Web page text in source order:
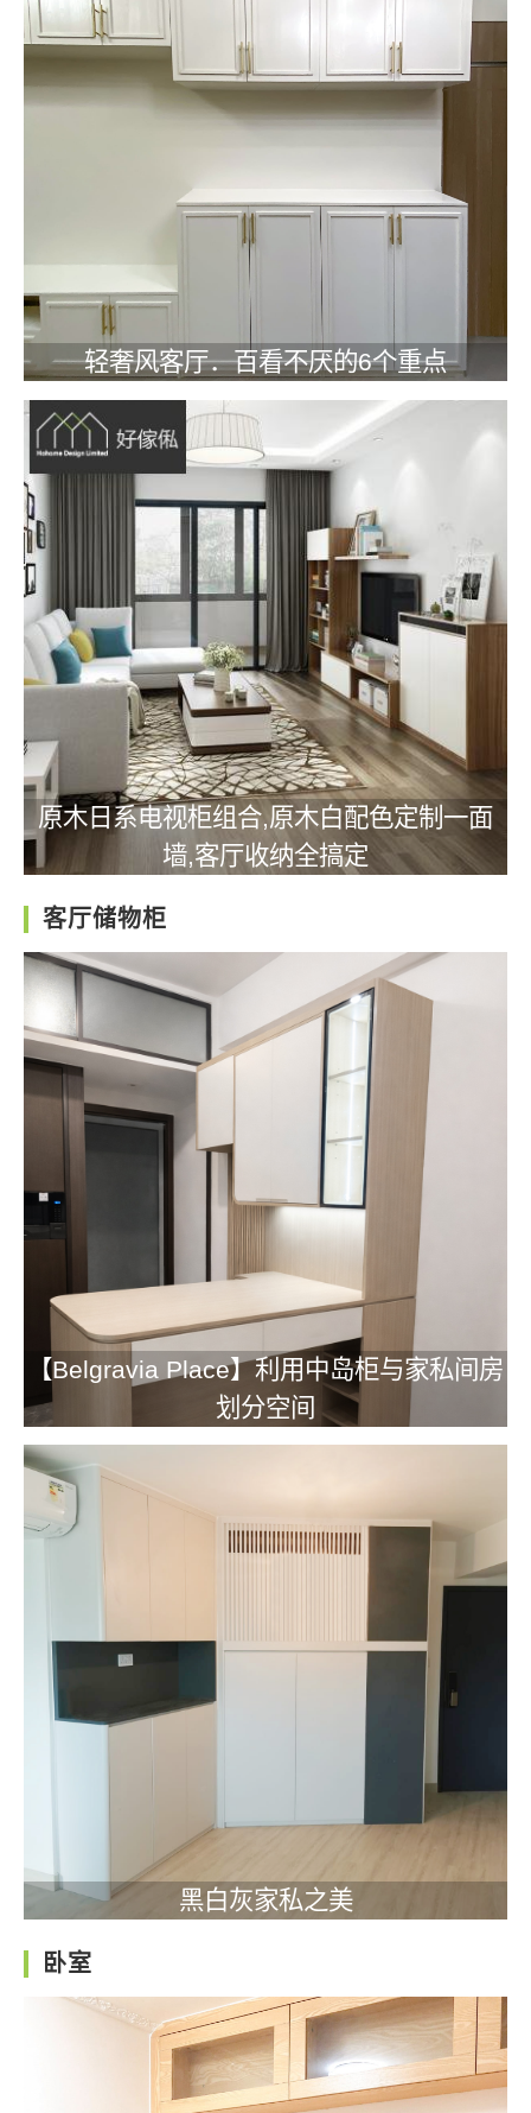
轻奢风客厅．百看不厌的6个重点
原木日系电视柜组合,原木白配色定制一面
墙,客厅收纳全搞定
客厅储物柜
【Belgravia Place】利用中岛柜与家私间房
划分空间
黑白灰家私之美
卧室